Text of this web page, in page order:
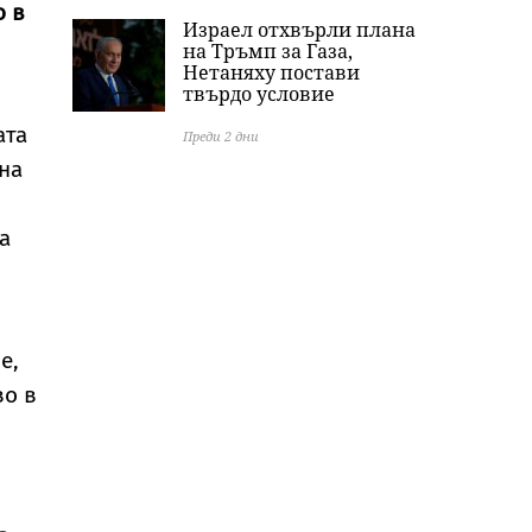
в
в
Израел отхвърли плана
на Тръмп за Газа,
Нетаняху постави
твърдо условие
Преди 2 дни